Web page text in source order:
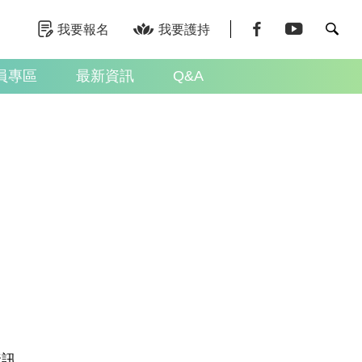
我要報名 我要護持
專區 最新資訊 Q&A